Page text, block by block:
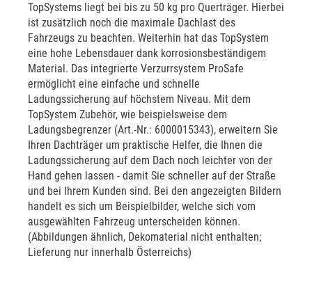
TopSystems liegt bei bis zu 50 kg pro Querträger. Hierbei
ist zusätzlich noch die maximale Dachlast des
Fahrzeugs zu beachten. Weiterhin hat das TopSystem
eine hohe Lebensdauer dank korrosionsbeständigem
Material. Das integrierte Verzurrsystem ProSafe
ermöglicht eine einfache und schnelle
Ladungssicherung auf höchstem Niveau. Mit dem
TopSystem Zubehör, wie beispielsweise dem
Ladungsbegrenzer (Art.-Nr.: 6000015343), erweitern Sie
Ihren Dachträger um praktische Helfer, die Ihnen die
Ladungssicherung auf dem Dach noch leichter von der
Hand gehen lassen - damit Sie schneller auf der Straße
und bei Ihrem Kunden sind. Bei den angezeigten Bildern
handelt es sich um Beispielbilder, welche sich vom
ausgewählten Fahrzeug unterscheiden können.
(Abbildungen ähnlich, Dekomaterial nicht enthalten;
Lieferung nur innerhalb Österreichs)